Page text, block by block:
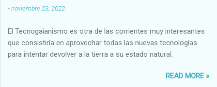
-noviembre 23, 2022
El Tecnogaianismo es otra de las corrientes muy interesantes
que consistiría en aprovechar todas las nuevas tecnologías
para intentar devolver a la tierra a su estado natural,
READ MORE »